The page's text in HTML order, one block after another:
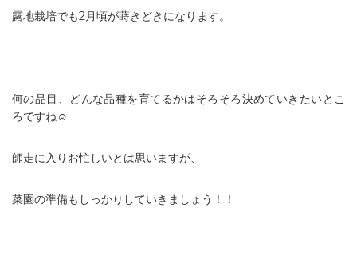
露地栽培でも2月頃が蒔きどきになります。
何の品目、どんな品種を育てるかはそろそろ決めていきたいとこ
ろですね☺️
師走に入りお忙しいとは思いますが、
菜園の準備もしっかりしていきましょう！！